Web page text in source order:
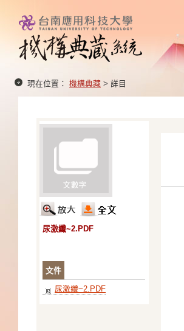
現在位置： 機構典藏 > 詳目
尿激纖~2.PDF
文件
尿激纖~2.PDF